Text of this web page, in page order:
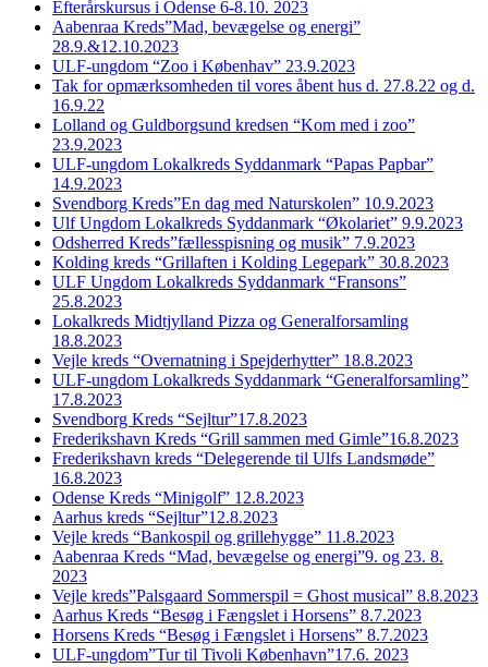
Efterårskursus i Odense 6-8.10. 2023
Aabenraa Kreds”Mad, bevægelse og energi”
28.9.&12.10.2023
ULF-ungdom “Zoo i Københav” 23.9.2023
Tak for opmærksomheden til vores åbent hus d. 27.8.22 og d.
16.9.22
Lolland og Guldborgsund kredsen “Kom med i zoo”
23.9.2023
ULF-ungdom Lokalkreds Syddanmark “Papas Papbar”
14.9.2023
Svendborg Kreds”En dag med Naturskolen” 10.9.2023
Ulf Ungdom Lokalkreds Syddanmark “Økolariet” 9.9.2023
Odsherred Kreds”fællesspisning og musik” 7.9.2023
Kolding kreds “Grillaften i Kolding Legepark” 30.8.2023
ULF Ungdom Lokalkreds Syddanmark “Fransons”
25.8.2023
Lokalkreds Midtjylland Pizza og Generalforsamling
18.8.2023
Vejle kreds “Overnatning i Spejderhytter” 18.8.2023
ULF-ungdom Lokalkreds Syddanmark “Generalforsamling”
17.8.2023
Svendborg Kreds “Sejltur”17.8.2023
Frederikshavn Kreds “Grill sammen med Gimle”16.8.2023
Frederikshavn kreds “Delegerende til Ulfs Landsmøde”
16.8.2023
Odense Kreds “Minigolf” 12.8.2023
Aarhus kreds “Sejltur”12.8.2023
Vejle kreds “Bankospil og grillehygge” 11.8.2023
Aabenraa Kreds “Mad, bevægelse og energi”9. og 23. 8.
2023
Vejle kreds”Palsgaard Sommerspil = Ghost musical” 8.8.2023
Aarhus Kreds “Besøg i Fængslet i Horsens” 8.7.2023
Horsens Kreds “Besøg i Fængslet i Horsens” 8.7.2023
ULF-ungdom”Tur til Tivoli København”17.6. 2023